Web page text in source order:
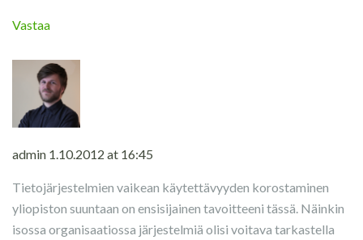
Vastaa
admin 1.10.2012 at 16:45
Tietojärjestelmien vaikean käytettävyyden korostaminen
yliopiston suuntaan on ensisijainen tavoitteeni tässä. Näinkin
isossa organisaatiossa järjestelmiä olisi voitava tarkastella